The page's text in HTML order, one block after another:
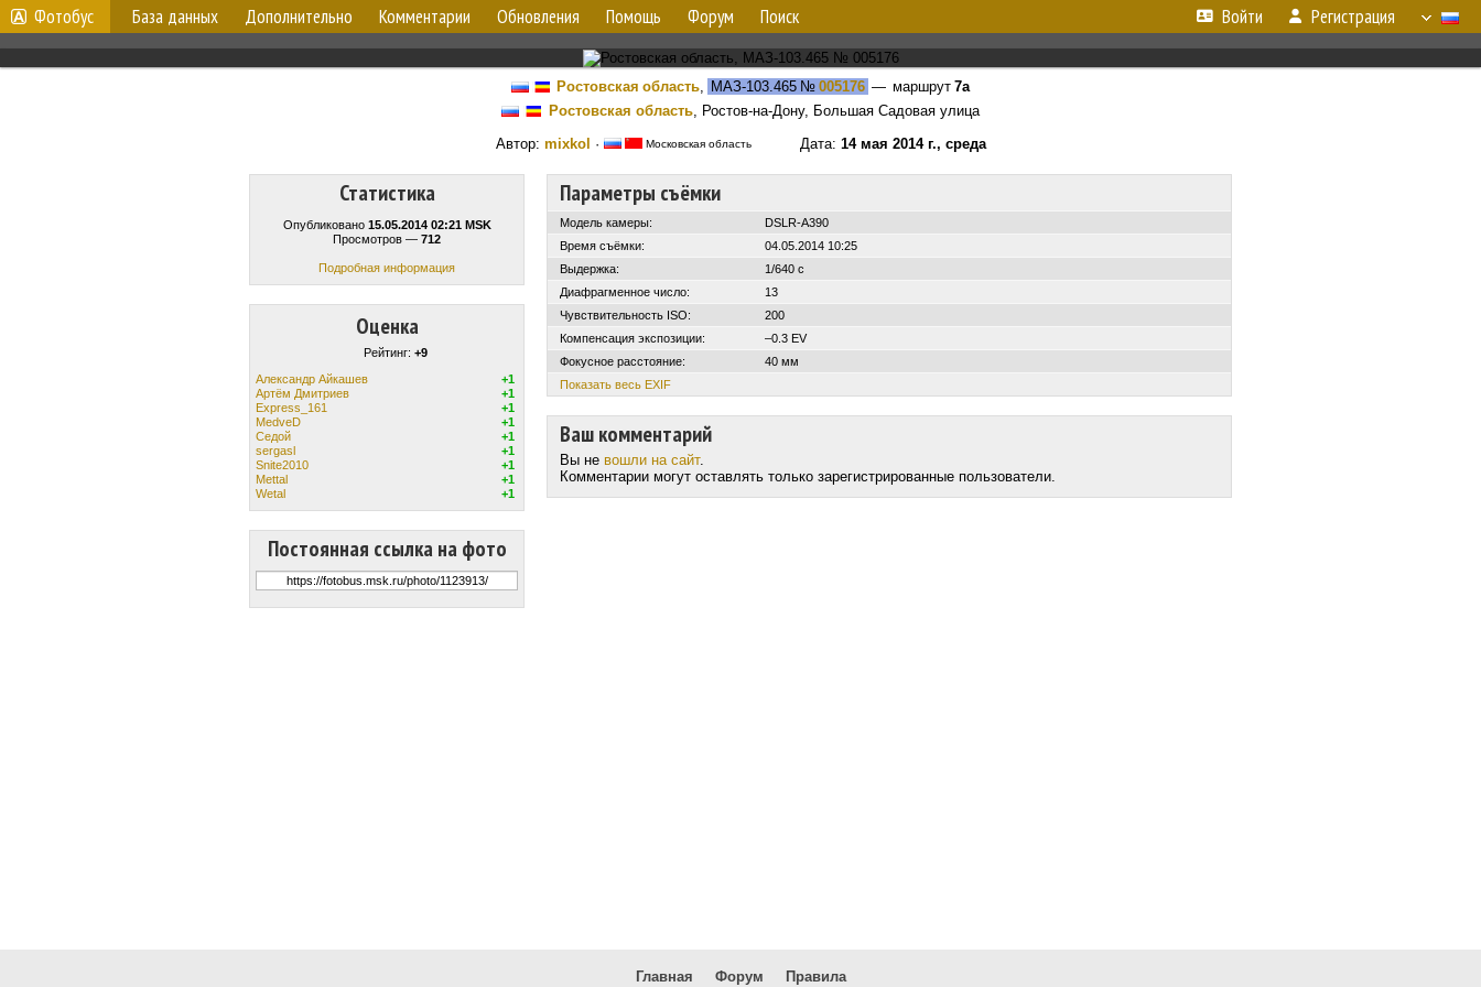
Фотобус База данных Дополнительно Комментарии Обновления Помощь Форум Поиск Войти Регистрация
Ростовская область, МАЗ-103.465 № 005176 — маршрут 7а
Ростовская область, Ростов-на-Дону, Большая Садовая улица
Автор: mixkol · Московская областьДата: 14 мая 2014 г., среда
Статистика
Опубликовано 15.05.2014 02:21 MSK
Просмотров — 712
Подробная информация
Оценка
Рейтинг: +9
Александр Айкашев
+1
Артём Дмитриев
+1
Express_161
+1
MedveD
+1
Cедой
+1
sergasl
+1
Snite2010
+1
Mettal
+1
Wetal
+1
Постоянная ссылка на фото
Параметры съёмки
Модель камеры:
DSLR-A390
Время съёмки:
04.05.2014 10:25
Выдержка:
1/640 с
Диафрагменное число:
13
Чувствительность ISO:
200
Компенсация экспозиции:
–0.3 EV
Фокусное расстояние:
40 мм
Показать весь EXIF
Ваш комментарий
Вы не вошли на сайт.
Комментарии могут оставлять только зарегистрированные пользователи.
Главная Форум Правила